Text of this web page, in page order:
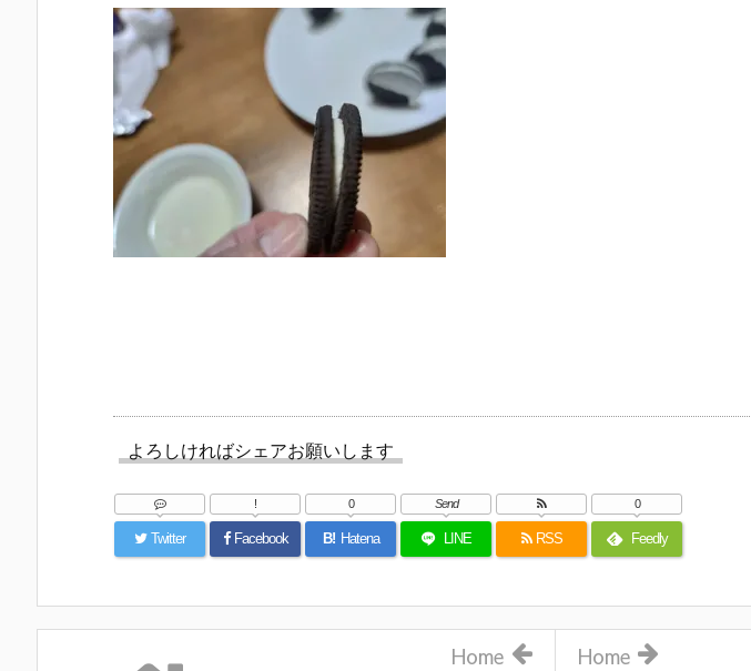
よろしければシェアお願いします
Twitter Facebook
!
B! Hatena
0
LINE
Send
RSS Feedly
0
Home
Home